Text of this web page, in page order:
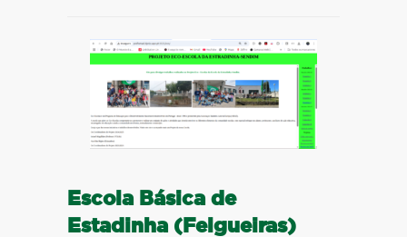
Escola Básica de
Estadinha (Felgueiras)